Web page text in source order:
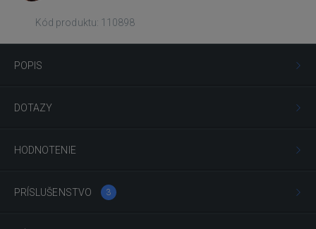
Kód produktu: 110898
POPIS
DOTAZY
HODNOTENIE
PRÍSLUŠENSTVO 3